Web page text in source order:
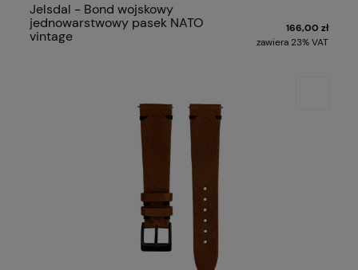
Jelsdal - Bond wojskowy
jednowarstwowy pasek NATO
vintage
166,00 zł
zawiera 23% VAT